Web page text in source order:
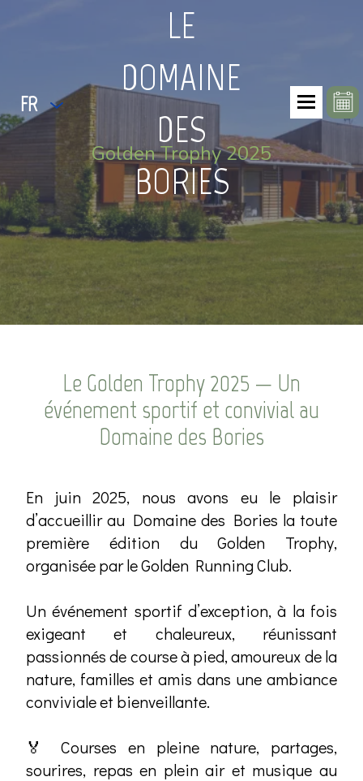
FR
LE
DOMAINE
DES
BORIES
Golden Trophy 2025
Le Golden Trophy 2025 — Un
événement sportif et convivial au
Domaine des Bories
En juin 2025, nous avons eu le plaisir
d’accueillir au Domaine des Bories la toute
première édition du Golden Trophy,
organisée par le Golden Running Club.
Un événement sportif d’exception, à la fois
exigeant et chaleureux, réunissant
passionnés de course à pied, amoureux de la
nature, familles et amis dans une ambiance
conviviale et bienveillante.
🏅 Courses en pleine nature, partages,
sourires, repas en plein air et musique au